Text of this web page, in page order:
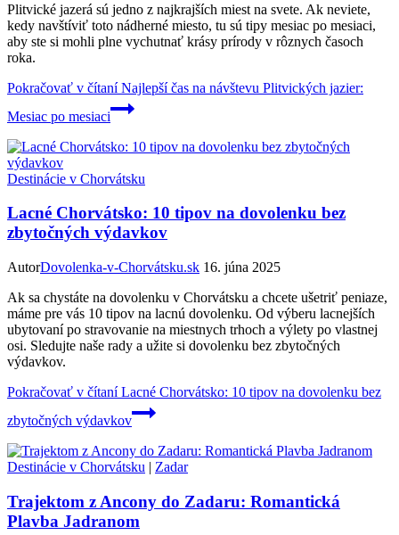
Plitvické jazerá sú jedno z najkrajších miest na svete. Ak neviete,
kedy navštíviť toto nádherné miesto, tu sú tipy mesiac po mesiaci,
aby ste si mohli plne vychutnať krásy prírody v rôznych časoch
roka.
Pokračovať v čítaníNajlepší čas na návštevu Plitvických jazier:
Mesiac po mesiaci
Destinácie v Chorvátsku
Lacné Chorvátsko: 10 tipov na dovolenku bez
zbytočných výdavkov
AutorDovolenka-v-Chorvátsku.sk 16. júna 2025
Ak sa chystáte na dovolenku v Chorvátsku a chcete ušetriť peniaze,
máme pre vás 10 tipov na lacnú dovolenku. Od výberu lacnejších
ubytovaní po stravovanie na miestnych trhoch a výlety po vlastnej
osi. Sledujte naše rady a užite si dovolenku bez zbytočných
výdavkov.
Pokračovať v čítaníLacné Chorvátsko: 10 tipov na dovolenku bez
zbytočných výdavkov
Destinácie v Chorvátsku | Zadar
Trajektom z Ancony do Zadaru: Romantická
Plavba Jadranom